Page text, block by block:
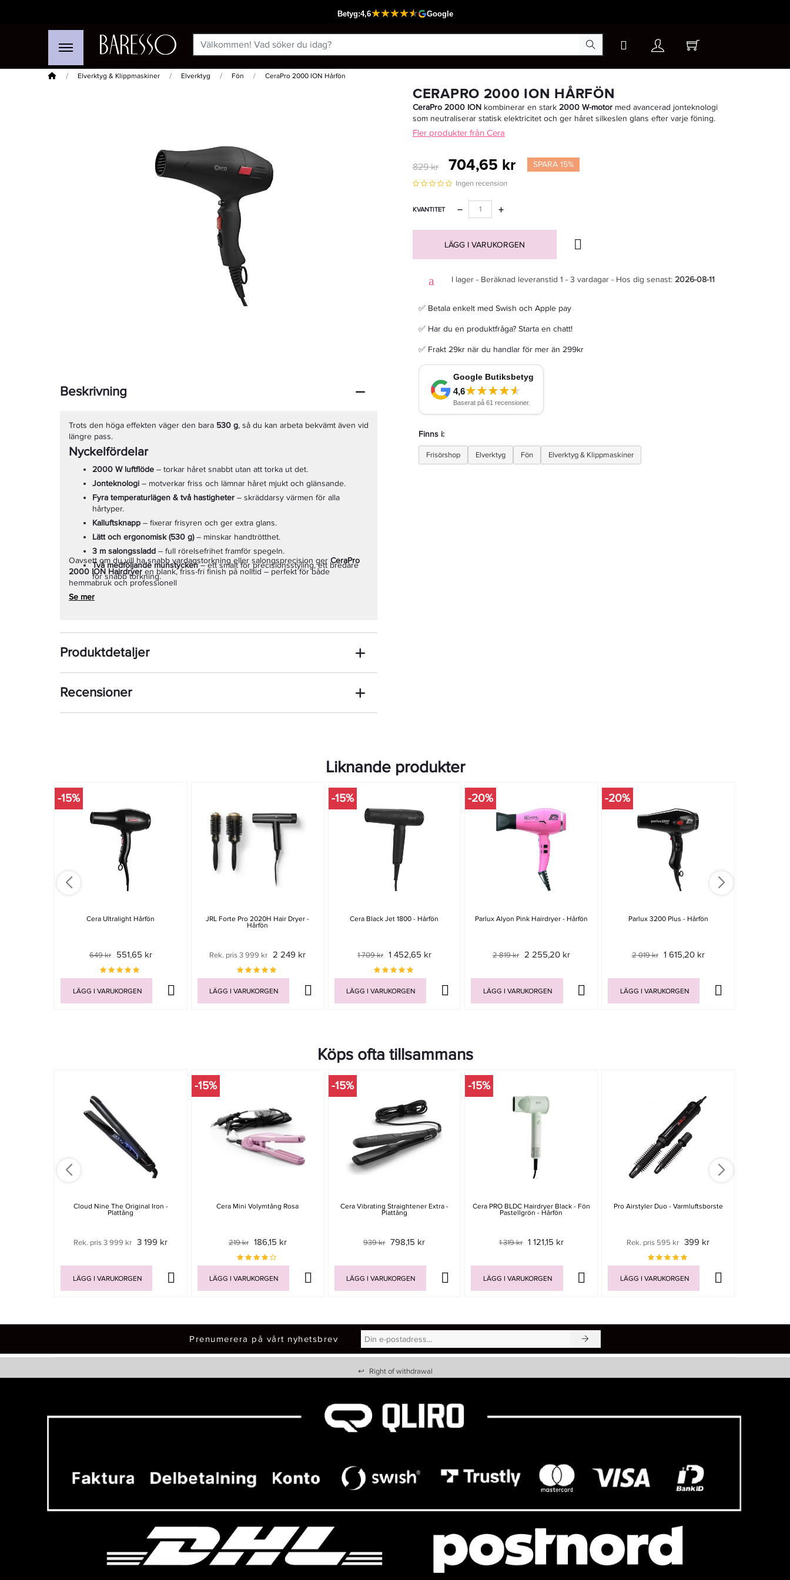
Hem Elverktyg & Klippmaskiner Elverktyg Fön CeraPro 2000 ION Hårfön
Passar din varukorg
Cera Mini Flat Iron Pink - Plattång
186,15 kr
Beskrivning
Trots den höga effekten väger den bara 530 g, så du kan arbeta bekvämt även vid
längre pass.
Nyckelfördelar
2000 W luftflöde – torkar håret snabbt utan att torka ut det.
Jon­teknologi – motverkar friss och lämnar håret mjukt och glänsande.
Fyra temperatur­lägen & två hastigheter – skräddarsy värmen för alla
hårtyper.
Kalluftsknapp – fixerar frisyren och ger extra glans.
Lätt och ergonomisk (530 g)– minskar handtrötthet.
3 m salongssladd – full rörelsefrihet framför spegeln.
Två medföljande munstycken– ett smalt för precisions­styling, ett bredare
för snabb torkning.
Oavsett om du vill ha snabb vardagstorkning eller salongsprecision ger CeraPro
2000 ION Hairdryer en blank, friss-fri finish på nolltid – perfekt för både
hemmabruk och professionell
Se mer
Produktdetaljer
Recensioner
CERAPRO 2000 ION HÅRFÖN
CeraPro 2000 ION kombinerar en stark 2000 W-motor med avancerad jon­teknologi
som neutraliserar statisk elektricitet och ger håret silkeslen glans efter varje föning.
Fler produkter från Cera
829 kr 704,65 kr SPARA 15%
Ingen recension
KVANTITET +
−
LÄGG I VARUKORGEN
I lager - Beräknad leveranstid 1 - 3 vardagar - Hos dig senast: 2026-08-11
✅ Betala enkelt med Swish och Apple pay
✅ Har du en produktfråga? Starta en chatt!
✅ Frakt 29kr när du handlar för mer än 299kr
Finns i:
Frisörshop Elverktyg Fön Elverktyg & Klippmaskiner
Liknande produkter
-15%
Cera Ultralight Hårfön
649 kr 551,65 kr
LÄGG I VARUKORGEN
JRL Forte Pro 2020H Hair Dryer -
Hårfön
Rek. pris 3 999 kr 2 249 kr
LÄGG I VARUKORGEN
-15%
Cera Black Jet 1800 - Hårfön
1 709 kr 1 452,65 kr
LÄGG I VARUKORGEN
-20%
Parlux Alyon Pink Hairdryer - Hårfön
2 819 kr 2 255,20 kr
LÄGG I VARUKORGEN
-20%
Parlux 3200 Plus - Hårfön
2 019 kr 1 615,20 kr
LÄGG I VARUKORGEN
Köps ofta tillsammans
Cloud Nine The Original Iron -
Plattång
Rek. pris 3 999 kr 3 199 kr
LÄGG I VARUKORGEN
-15%
Cera Mini Volymtång Rosa
219 kr 186,15 kr
LÄGG I VARUKORGEN
-15%
Cera Vibrating Straightener Extra -
Plattång
939 kr 798,15 kr
LÄGG I VARUKORGEN
-15%
Cera PRO BLDC Hairdryer Black - Fön
Pastellgrön - Hårfön
1 319 kr 1 121,15 kr
LÄGG I VARUKORGEN
Pro Airstyler Duo - Varmluftsborste
Rek. pris 595 kr 399 kr
LÄGG I VARUKORGEN
Prenumerera på vårt nyhetsbrev
↩ Right of withdrawal